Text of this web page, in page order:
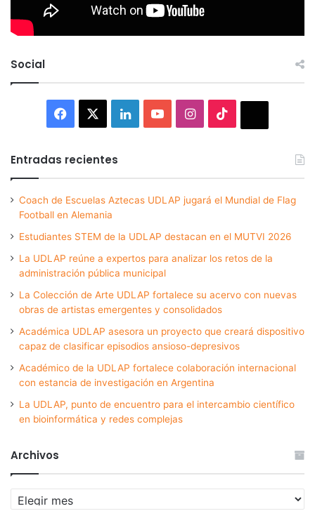
Social
Facebook LinkedInYouTubeInstagram
Entradas recientes
Coach de Escuelas Aztecas UDLAP jugará el Mundial de Flag
Football en Alemania
Estudiantes STEM de la UDLAP destacan en el MUTVI 2026
La UDLAP reúne a expertos para analizar los retos de la
administración pública municipal
La Colección de Arte UDLAP fortalece su acervo con nuevas
obras de artistas emergentes y consolidados
Académica UDLAP asesora un proyecto que creará dispositivo
capaz de clasificar episodios ansioso-depresivos
Académico de la UDLAP fortalece colaboración internacional
con estancia de investigación en Argentina
La UDLAP, punto de encuentro para el intercambio científico
en bioinformática y redes complejas
Archivos
Archivos